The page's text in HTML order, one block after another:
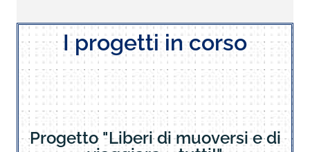
I progetti in corso
Progetto "Liberi di muoversi e di